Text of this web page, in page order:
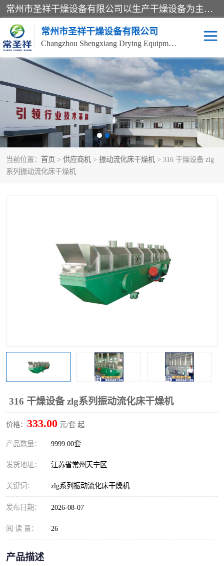
常州市圣祥干燥设备有限公司以生产干燥设备为主导产品，提供：干燥设备、干燥机、混合机、气流干燥机、烘箱、热风循环烘箱、沸腾干燥机、烘干机、喷雾干燥机等产品的生产、制造与销售服务。
常州市圣祥干燥设备有限公司
Changzhou Shengxiang Drying Equipment Co. , Ltd.
当前位置： 首页 > 供应商机 > 振动流化床干燥机 > 316 干燥设备 zlg
系列振动流化床干燥机
316 干燥设备 zlg系列振动流化床干燥机
价格： 333.00 元/套 起
产品数量： 9999.00套
发货地址： 江苏省常州天宁区
关键词： zlg系列振动流化床干燥机
发布日期： 2026-08-07
阅 读 量： 26
产品描述
单锥真空干燥机 双锥真空干燥机
气流干燥机 滚筒刮板干燥机
干燥机 闪蒸干燥机
桨叶干燥机 高速混合机
方形圆形真空干燥机 真空耙式干燥机
热风循环烘箱 喷雾干燥机